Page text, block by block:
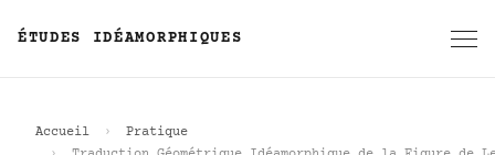
ÉTUDES IDÉAMORPHIQUES
Accueil
Pratique